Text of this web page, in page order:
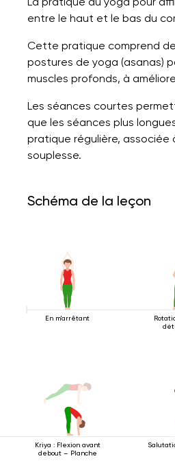
entre le haut et le bas du
Cette pratique comprend
postures de yoga (asanas)
muscles profonds, à
Les séances courtes
que les séances plus
pratique régulière, associée
souplesse.
Schéma de la leçon
En m'arrêtant
Kriya : Flexion avant
debout – Planche